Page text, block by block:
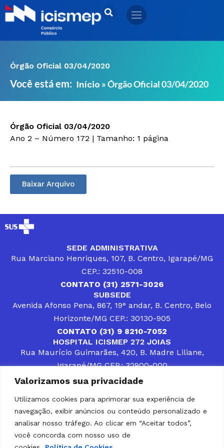
Valorizamos sua privacidade
Utilizamos cookies para aprimorar sua experiência de
navegação, exibir anúncios ou conteúdo personalizado e
analisar nosso tráfego. Ao clicar em “Aceitar todos”,
você concorda com nosso uso de
Ir
para
Órgão Oficial 03/04/2020
Você está em: Início »Órgão Oficial 03/04/2020
Órgão Oficial 03/04/2020
Ano 2 – Número 172 | Tamanho: 1 página
Baixar Arquivo
SEDE ADMINISTRATIVA
Rua Marciano Henriques, 107, B. Centro, Igarapé/MG
CEP.: 32510-008
CONTATO (31) 2571-3026
SUBSEDE
Avenida Afonso Pena, 867, 19° andar, B. Centro, Belo
Horizonte/MG CEP.: 30130-905
CONTATO (31) 9 8210-7052
HOSPITAL ICISMEP 272 JOIAS
Rua Maurício Guimarães, 420, B. Madre Liliane,
Igarapé/MG CEP.: 32900-000
CONTATOS (31) 3512-4400 ou (31) 9 8309-8660
DESENVOLVER SOLUÇÕES, AÇÕES E SERVIÇOS
PÚBLICOS QUE COMPLEMENTEM A ASSISTÊNCIA À
POPULAÇÃO DA REGIÃO EM QUE ATUA, SENDO
PARCEIRO DOS MUNICÍPIOS CONSORCIADOS NA
SOLUÇÃO DE DIFICULDADES ENFRENTADAS POR
GESTORES MUNICIPAIS, É O COMPROMISSO DO
ICISMEP.